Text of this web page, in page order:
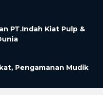
PT.Indah Kiat Pulp &
Pengamanan Mudik